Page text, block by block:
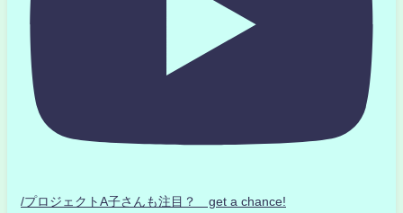
/プロジェクトA子さんも注目？ get a chance!